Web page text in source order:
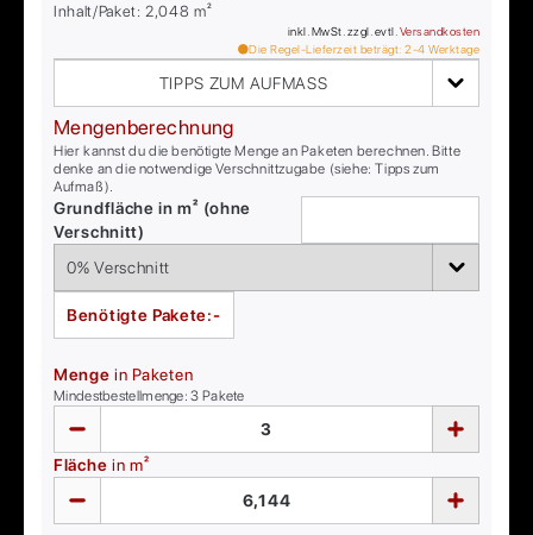
Inhalt/Paket:2,048 m²
inkl. MwSt. zzgl. evtl. Versandkosten
Die Regel-Lieferzeit beträgt: 2-4 Werktage
TIPPS ZUM AUFMASS
Mengenberechnung
Hier kannst du die benötigte Menge an Paketen berechnen. Bitte
denke an die notwendige Verschnittzugabe (siehe: Tipps zum
Aufmaß).
Grundfläche in m² (ohne
Verschnitt)
Benötigte Pakete:-
Menge in Paketen
Mindestbestellmenge:3 Pakete
Fläche in m²